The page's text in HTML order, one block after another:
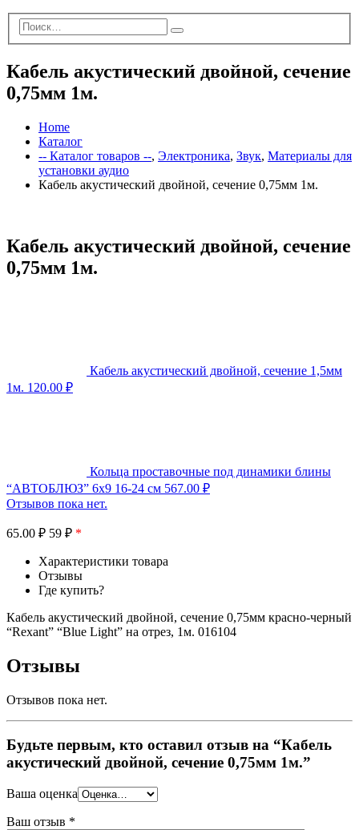
Кабель акустический двойной, сечение
0,75мм 1м.
Home
Каталог
-- Каталог товаров --, Электроника, Звук, Материалы для
установки аудио
Кабель акустический двойной, сечение 0,75мм 1м.
Кабель акустический двойной, сечение
0,75мм 1м.
Кабель акустический двойной, сечение 1,5мм
1м. 120.00 ₽
Кольца проставочные под динамики блины
“АВТОБЛЮЗ” 6х9 16-24 см 567.00 ₽
Отзывов пока нет.
65.00 ₽ 59 ₽ *
Характеристики товара
Отзывы
Где купить?
Кабель акустический двойной, сечение 0,75мм красно-черный
“Rexant” “Blue Light” на отрез, 1м. 016104
Отзывы
Отзывов пока нет.
Будьте первым, кто оставил отзыв на “Кабель
акустический двойной, сечение 0,75мм 1м.”
Ваша оценка
Ваш отзыв *